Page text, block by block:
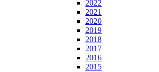
2022
2021
2020
2019
2018
2017
2016
2015